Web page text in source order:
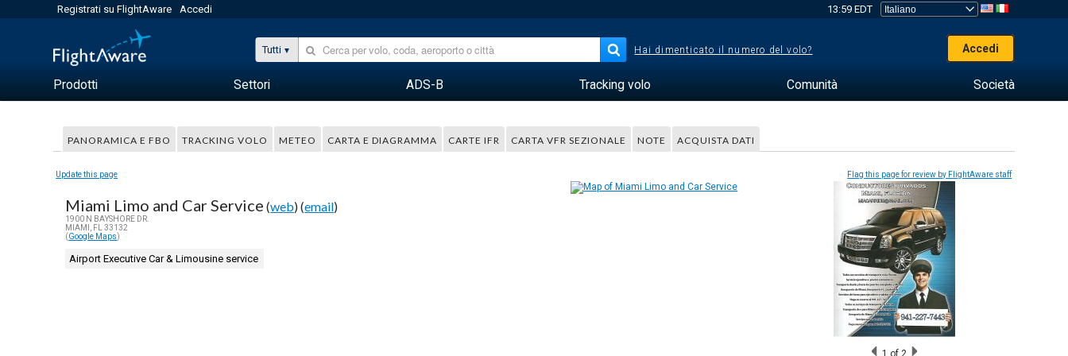
Registrati su FlightAware Accedi 13:59 EDT
Tutti Hai dimenticato il numero del volo? Accedi
Prodotti Settori ADS-B Tracking volo Comunità Società
PANORAMICA E FBO TRACKING VOLO METEO CARTA E DIAGRAMMA CARTE IFR CARTA VFR SEZIONALE NOTE ACQUISTA DATI
Update this page Flag this page for review by FlightAware staff
Miami Limo and Car Service (web) (email)
1900 N BAYSHORE DR.
MIAMI, FL 33132
(Google Maps)
Airport Executive Car & Limousine service
1 of 2